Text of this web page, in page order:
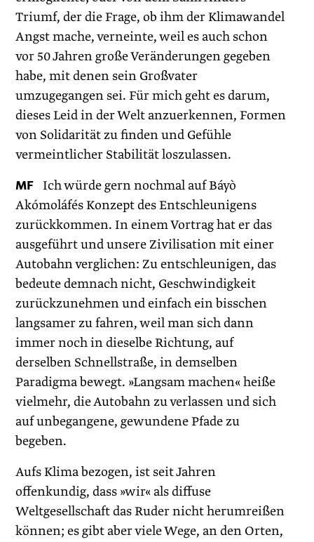
Triumf, der die Frage, ob ihm der Klimawandel
Angst mache, verneinte, weil es auch schon
vor 50 Jahren große Veränderungen gegeben
habe, mit denen sein Großvater
umzugegangen sei. Für mich geht es darum,
dieses Leid in der Welt anzuerkennen, Formen
von Solidarität zu finden und Gefühle
vermeintlicher Stabilität loszulassen.
MF Ich würde gern nochmal auf Báyò
Akómoláfés Konzept des Entschleunigens
zurückkommen. In einem Vortrag hat er das
ausgeführt und unsere Zivilisation mit einer
Autobahn verglichen: Zu entschleunigen, das
bedeute demnach nicht, Geschwindigkeit
zurückzunehmen und einfach ein bisschen
langsamer zu fahren, weil man sich dann
immer noch in dieselbe Richtung, auf
derselben Schnellstraße, in demselben
Paradigma bewegt. »Langsam machen« heiße
vielmehr, die Autobahn zu verlassen und sich
auf unbegangene, gewundene Pfade zu
begeben.
Aufs Klima bezogen, ist seit Jahren
offenkundig, dass »wir« als diffuse
Weltgesellschaft das Ruder nicht herumreißen
können; es gibt aber viele Wege, an den Orten,